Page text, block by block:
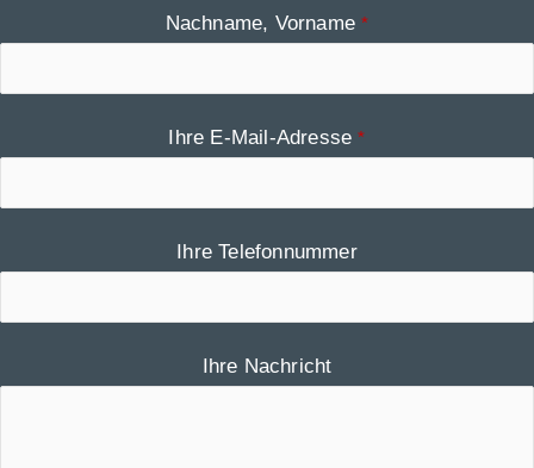
Nachname, Vorname *
Ihre E-Mail-Adresse *
Ihre Telefonnummer
Ihre Nachricht